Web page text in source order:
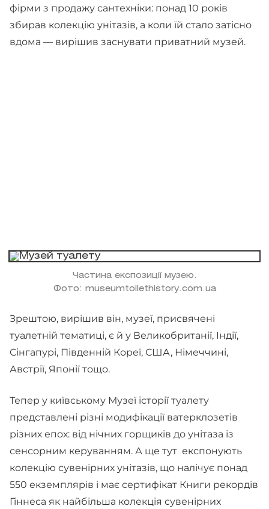
фірми з продажу сантехніки: понад 10 років
збирав колекцію унітазів, а коли їй стало затісно
вдома — вирішив заснувати приватний музей.
Частина експозиції музею.
Фото: museumtoilethistory.com.ua
Зрештою, вирішив він, музеї, присвячені
туалетній тематиці, є й у Великобританії, Індії,
Сінгапурі, Південній Кореї, США, Німеччині,
Австрії, Японії тощо.
Тепер у київському Музеї історії туалету
представлені різні модифікації ватерклозетів
різних епох: від нічних горщиків до унітаза із
сенсорним керуванням. А ще тут експонують
колекцію сувенірних унітазів, що налічує понад
550 екземплярів і має сертифікат Книги рекордів
Гіннеса як найбільша колекція сувенірних